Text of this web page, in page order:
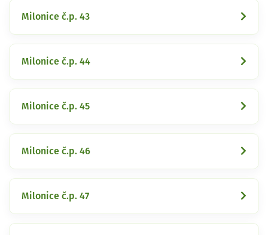
Milonice č.p. 43
Milonice č.p. 44
Milonice č.p. 45
Milonice č.p. 46
Milonice č.p. 47